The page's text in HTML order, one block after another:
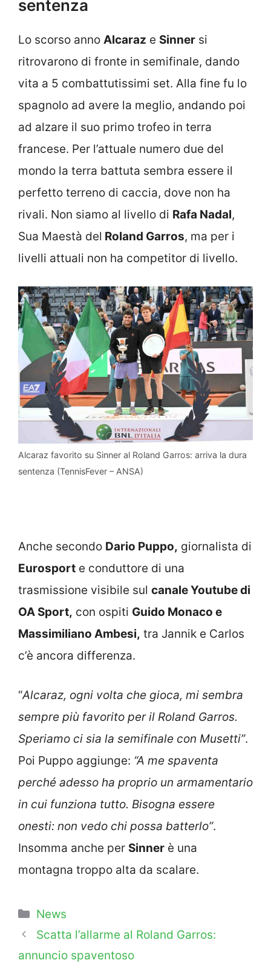
sentenza
Lo scorso anno Alcaraz e Sinner si
ritrovarono di fronte in semifinale, dando
vita a 5 combattutissimi set. Alla fine fu lo
spagnolo ad avere la meglio, andando poi
ad alzare il suo primo trofeo in terra
francese. Per l’attuale numero due del
mondo la terra battuta sembra essere il
perfetto terreno di caccia, dove non ha
rivali. Non siamo al livello di Rafa Nadal,
Sua Maestà del Roland Garros, ma per i
livelli attuali non ha competitor di livello.
Alcaraz favorito su Sinner al Roland Garros: arriva la dura
sentenza (TennisFever – ANSA)
Anche secondo Dario Puppo, giornalista di
Eurosport e conduttore di una
trasmissione visibile sul canale Youtube di
OA Sport, con ospiti Guido Monaco e
Massimiliano Ambesi, tra Jannik e Carlos
c’è ancora differenza.
“Alcaraz, ogni volta che gioca, mi sembra
sempre più favorito per il Roland Garros.
Speriamo ci sia la semifinale con Musetti”.
Poi Puppo aggiunge: “A me spaventa
perché adesso ha proprio un armamentario
in cui funziona tutto. Bisogna essere
onesti: non vedo chi possa batterlo”.
Insomma anche per Sinner è una
montagna troppo alta da scalare.
Categorie
News
Scatta l’allarme al Roland Garros:
annuncio spaventoso